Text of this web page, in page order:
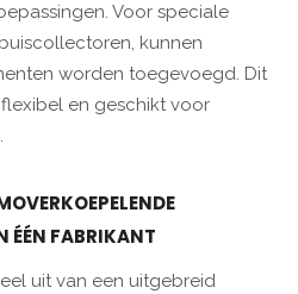
Voor speciale
kunnen
worden toegevoegd. Dit
en geschikt voor
ÉÉN FABRIKANT
uit van een uitgebreid